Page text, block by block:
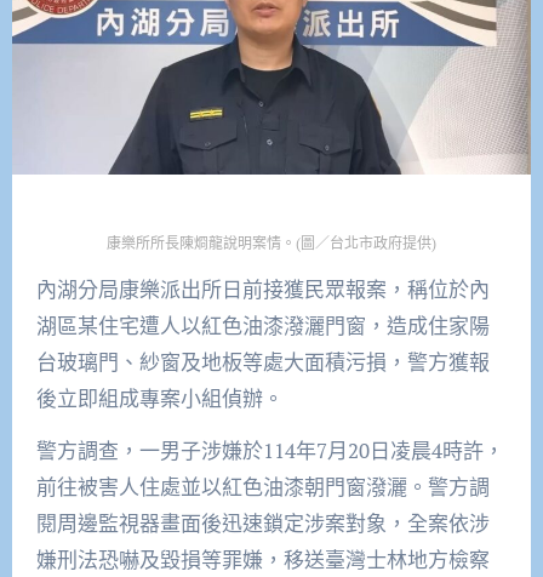
康樂所所長陳烱龍說明案情。(圖／台北市政府提供)
內湖分局康樂派出所日前接獲民眾報案，稱位於內
湖區某住宅遭人以紅色油漆潑灑門窗，造成住家陽
台玻璃門、紗窗及地板等處大面積污損，警方獲報
後立即組成專案小組偵辦。
警方調查，一男子涉嫌於114年7月20日凌晨4時許，
前往被害人住處並以紅色油漆朝門窗潑灑。警方調
閱周邊監視器畫面後迅速鎖定涉案對象，全案依涉
嫌刑法恐嚇及毀損等罪嫌，移送臺灣士林地方檢察